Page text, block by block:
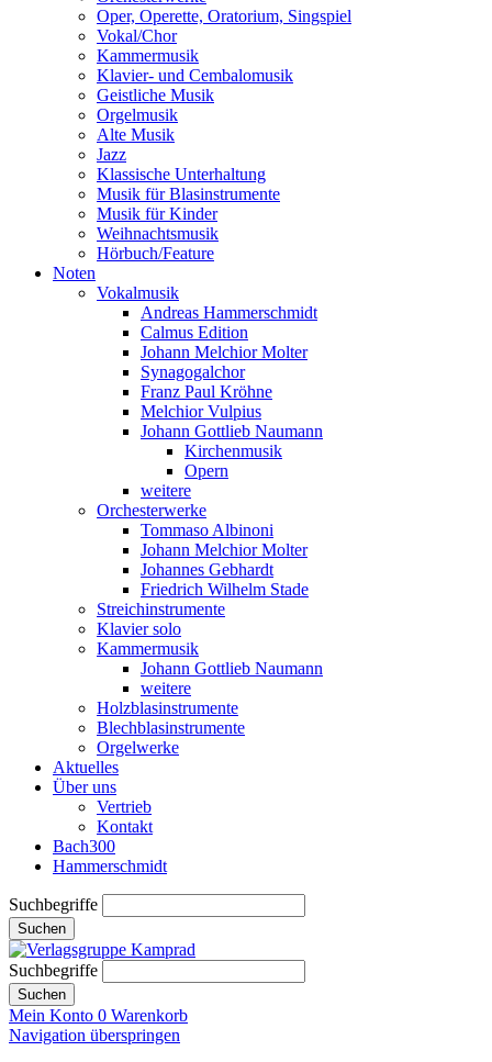
Oper, Operette, Oratorium, Singspiel
Vokal/Chor
Kammermusik
Klavier- und Cembalomusik
Geistliche Musik
Orgelmusik
Alte Musik
Jazz
Klassische Unterhaltung
Musik für Blasinstrumente
Musik für Kinder
Weihnachtsmusik
Hörbuch/Feature
Noten
Vokalmusik
Andreas Hammerschmidt
Calmus Edition
Johann Melchior Molter
Synagogalchor
Franz Paul Kröhne
Melchior Vulpius
Johann Gottlieb Naumann
Kirchenmusik
Opern
weitere
Orchesterwerke
Tommaso Albinoni
Johann Melchior Molter
Johannes Gebhardt
Friedrich Wilhelm Stade
Streichinstrumente
Klavier solo
Kammermusik
Johann Gottlieb Naumann
weitere
Holzblasinstrumente
Blechblasinstrumente
Orgelwerke
Aktuelles
Über uns
Vertrieb
Kontakt
Bach300
Hammerschmidt
Suchbegriffe
Suchen
Suchbegriffe
Suchen
Mein Konto 0 Warenkorb
Navigation überspringen